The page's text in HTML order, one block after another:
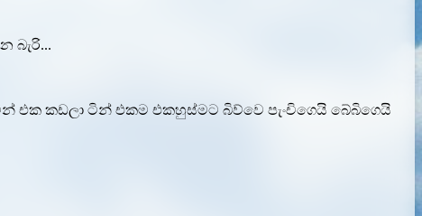
බැරි...
කඩලා ටින් එකම එකහුස්මට බිව්වෙ පැංචිගෙයි බේබිගෙයි